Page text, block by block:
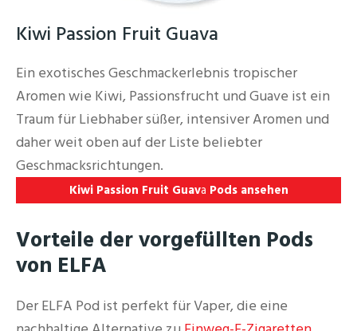
Kiwi Passion Fruit Guava
Ein exotisches Geschmackerlebnis tropischer
Aromen wie Kiwi, Passionsfrucht und Guave ist ein
Traum für Liebhaber süßer, intensiver Aromen und
daher weit oben auf der Liste beliebter
Geschmacksrichtungen.
Kiwi Passion Fruit Guava Pods ansehen
Vorteile der vorgefüllten Pods
von ELFA
Der ELFA Pod ist perfekt für Vaper, die eine